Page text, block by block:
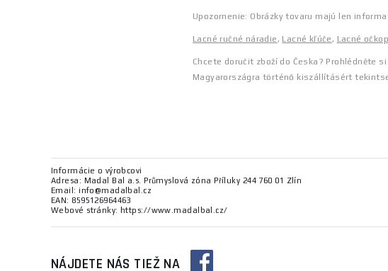
Upozornenie: Obrázky tovaru majú len
Lacné ručné náradie, Lacné kľúče, Lacné
Chcete doručit zboží do Česka? Prohlédněte si
Magyarországra történő kiszállításért
Informácie o výrobcovi
Adresa: Madal Bal a.s. Průmyslová zóna Příluky 244 760 01 Zlín
Email: info@madalbal.cz
EAN: 8595126964463
Webové stránky: https://www.madalbal.cz/
NÁJDETE NÁS TIEŽ NA